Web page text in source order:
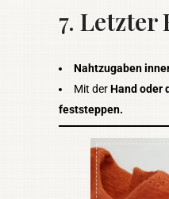
7. Letzter
Nahtzugaben
Mit derHand oder
feststeppen.